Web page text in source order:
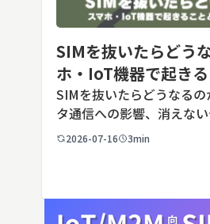
SIMを抜いたらどう
ホ・IoT機器で起き
点を解説
SIMを抜いたらどうなる
タ通信への影響、消えな
端末譲渡時の注意点を整理
2026-07-16 3min